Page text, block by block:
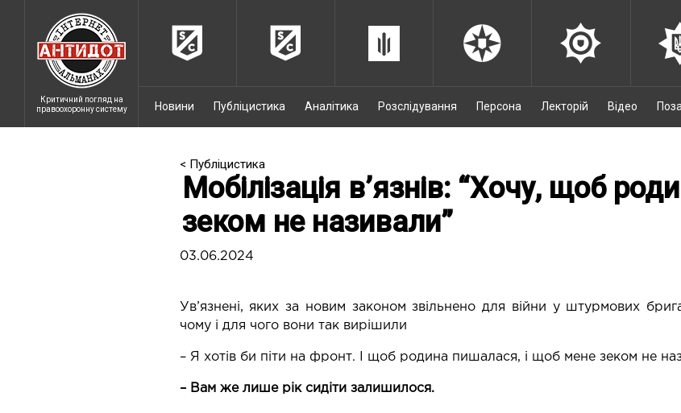
Критичний погляд на
правоохоронну систему
Новини Публіцистика Аналітика Розслідування Персона Лекторій Відео
< Публіцистика
Мобілізація в’язнів: “Хочу, щоб
зеком не називали”
03.06.2024
Ув’язнені, яких за новим законом звільнено для війни у штурмових
чому і для чого вони так вирішили
– Я хотів би піти на фронт. І щоб родина пишалася, і щоб мене зеком не
– Вам же лише рік сидіти залишилося.